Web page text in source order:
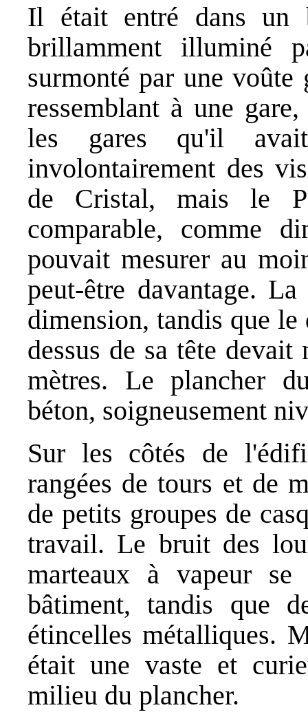
Il était entré dans un
brillamment illuminé
surmonté par une voûte
ressemblant à une
les gares qu'il
involontairement des
de Cristal, mais le
comparable, comme
pouvait mesurer au
peut-être davantage.
dimension, tandis que
dessus de sa tête devait
mètres. Le plancher
béton, soigneusement
Sur les côtés de
rangées de tours et de
de petits groupes de
travail. Le bruit des
marteaux à vapeur
bâtiment, tandis que
étincelles métalliques.
était une vaste et
milieu du plancher.